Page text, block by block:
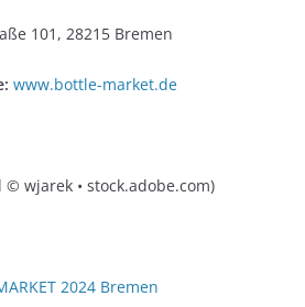
101, 28215 Bremen
www.bottle-market.de
wjarek • stock.adobe.com)
2024 Bremen